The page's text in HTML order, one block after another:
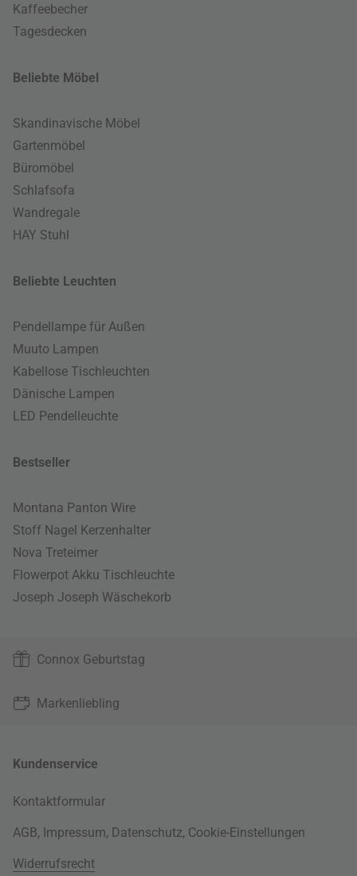
Kaffeebecher
Tagesdecken
Beliebte Möbel
Skandinavische Möbel
Gartenmöbel
Büromöbel
Schlafsofa
Wandregale
HAY Stuhl
Beliebte Leuchten
Pendellampe für Außen
Muuto Lampen
Kabellose Tischleuchten
Dänische Lampen
LED Pendelleuchte
Bestseller
Montana Panton Wire
Stoff Nagel Kerzenhalter
Nova Treteimer
Flowerpot Akku Tischleuchte
Joseph Joseph Wäschekorb
Connox Geburtstag
Markenliebling
Kundenservice
Kontaktformular
AGB, Impressum, Datenschutz, Cookie-Einstellungen
Widerrufsrecht